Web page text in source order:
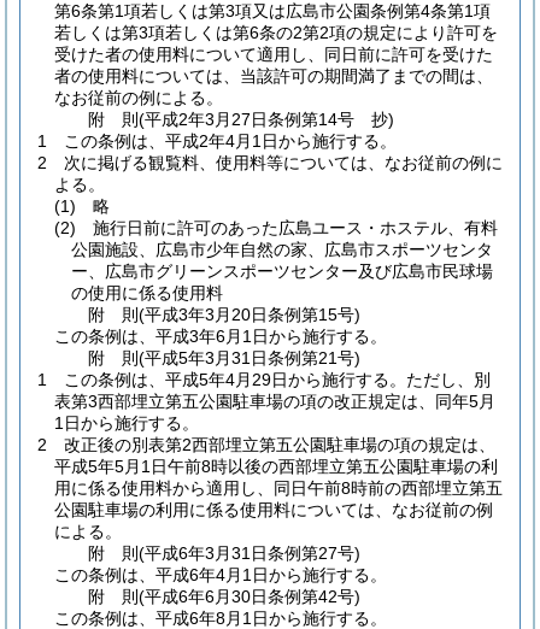
第6条第1項若しくは第3項又は広島市公園条例第4条第1項
若しくは第3項若しくは第6条の2第2項の規定により許可を
受けた者の使用料について適用し、同日前に許可を受けた
者の使用料については、当該許可の期間満了までの間は、
なお従前の例による。
附 則(平成2年3月27日条例第14号 抄)
1
この条例は、平成2年4月1日から施行する。
2
次に掲げる観覧料、使用料等については、なお従前の例に
よる。
(1)
略
(2)
施行日前に許可のあった広島ユース・ホステル、有料
公園施設、広島市少年自然の家、広島市スポーツセンタ
ー、広島市グリーンスポーツセンター及び広島市民球場
の使用に係る使用料
附 則(平成3年3月20日条例第15号)
この条例は、平成3年6月1日から施行する。
附 則(平成5年3月31日条例第21号)
1
この条例は、平成5年4月29日から施行する。 ただし、別
表第3西部埋立第五公園駐車場の項の改正規定は、同年5月
1日から施行する。
2
改正後の別表第2西部埋立第五公園駐車場の項の規定は、
平成5年5月1日午前8時以後の西部埋立第五公園駐車場の利
用に係る使用料から適用し、同日午前8時前の西部埋立第五
公園駐車場の利用に係る使用料については、なお従前の例
による。
附 則(平成6年3月31日条例第27号)
この条例は、平成6年4月1日から施行する。
附 則(平成6年6月30日条例第42号)
この条例は、平成6年8月1日から施行する。